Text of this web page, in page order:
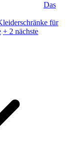
Das
für
+ 2 nächste